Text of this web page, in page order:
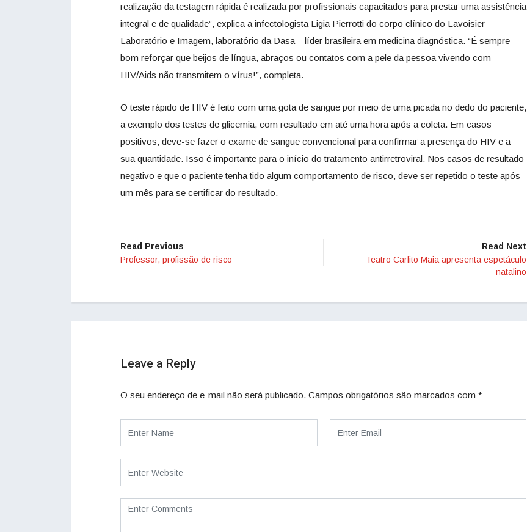
realização da testagem rápida é realizada por profissionais capacitados para prestar uma assistência
integral e de qualidade”, explica a infectologista Ligia Pierrotti do corpo clínico do Lavoisier
Laboratório e Imagem, laboratório da Dasa – líder brasileira em medicina diagnóstica. “É sempre
bom reforçar que beijos de língua, abraços ou contatos com a pele da pessoa vivendo com
HIV/Aids não transmitem o vírus!”, completa.
O teste rápido de HIV é feito com uma gota de sangue por meio de uma picada no dedo do paciente,
a exemplo dos testes de glicemia, com resultado em até uma hora após a coleta. Em casos
positivos, deve-se fazer o exame de sangue convencional para confirmar a presença do HIV e a
sua quantidade. Isso é importante para o início do tratamento antirretroviral. Nos casos de resultado
negativo e que o paciente tenha tido algum comportamento de risco, deve ser repetido o teste após
um mês para se certificar do resultado.
Read Previous
Professor, profissão de risco
Read Next
Teatro Carlito Maia apresenta espetáculo
natalino
Leave a Reply
O seu endereço de e-mail não será publicado. Campos obrigatórios são marcados com *